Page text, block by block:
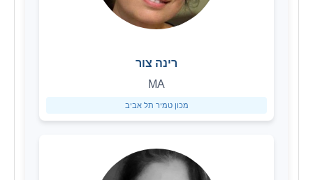
רינה צור
MA
מכון טמיר תל אביב